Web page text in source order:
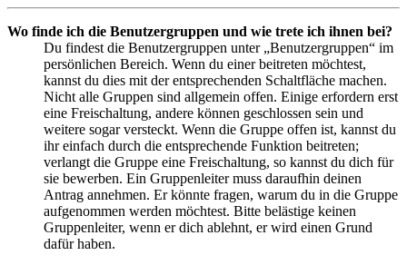
Wo finde ich die Benutzergruppen und wie trete ich ihnen bei?
Du findest die Benutzergruppen unter „Benutzergruppen“ im
persönlichen Bereich. Wenn du einer beitreten möchtest,
kannst du dies mit der entsprechenden Schaltfläche machen.
Nicht alle Gruppen sind allgemein offen. Einige erfordern erst
eine Freischaltung, andere können geschlossen sein und
weitere sogar versteckt. Wenn die Gruppe offen ist, kannst du
ihr einfach durch die entsprechende Funktion beitreten;
verlangt die Gruppe eine Freischaltung, so kannst du dich für
sie bewerben. Ein Gruppenleiter muss daraufhin deinen
Antrag annehmen. Er könnte fragen, warum du in die Gruppe
aufgenommen werden möchtest. Bitte belästige keinen
Gruppenleiter, wenn er dich ablehnt, er wird einen Grund
dafür haben.